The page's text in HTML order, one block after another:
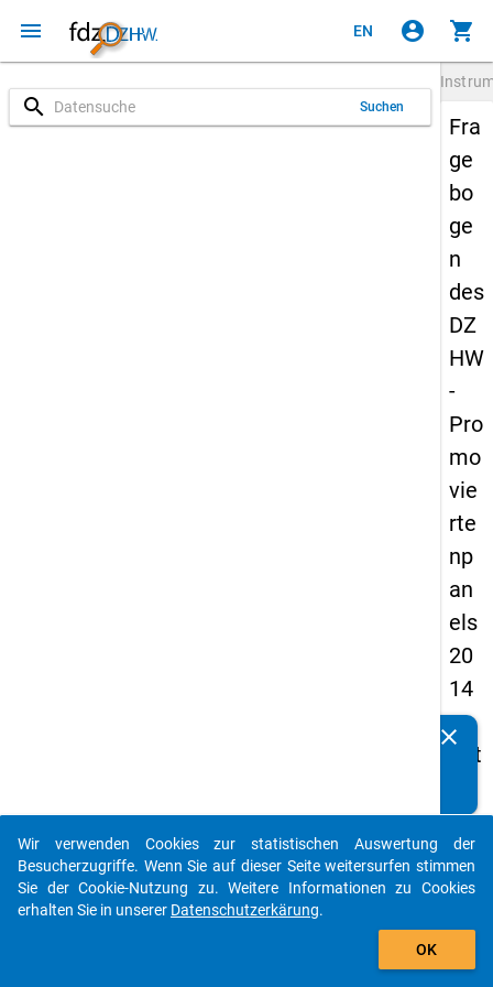
menu EN account_circle shopping_cart
search Suchen
Fra
ge
bo
ge
n
des
DZ
HW
-
Pro
mo
vie
rte
np
an
els
20
14
-
drit
We
lle
Dritte
clear
auto_stories
add_shopping_cart
Wir verwenden Cookies zur statistischen Auswertung der
Besucherzugriffe. Wenn Sie auf dieser Seite weitersurfen stimmen
Sie der Cookie-Nutzung zu. Weitere Informationen zu Cookies
erhalten Sie in unserer Datenschutzerkärung.
OK